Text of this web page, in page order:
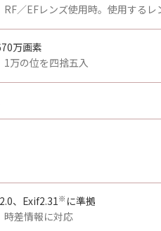
RF／EFレンズ使用時。使用する
万画素
1万の位を四捨五入
、Exif2.31※ に準拠
時差情報に対応